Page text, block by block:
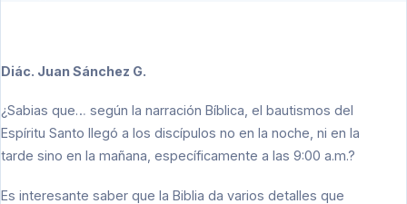
Diác. Juan Sánchez G.
¿Sabias que… según la narración Bíblica, el bautismos del
Espíritu Santo llegó a los discípulos no en la noche, ni en la
tarde sino en la mañana, específicamente a las 9:00 a.m.?
Es interesante saber que la Biblia da varios detalles que